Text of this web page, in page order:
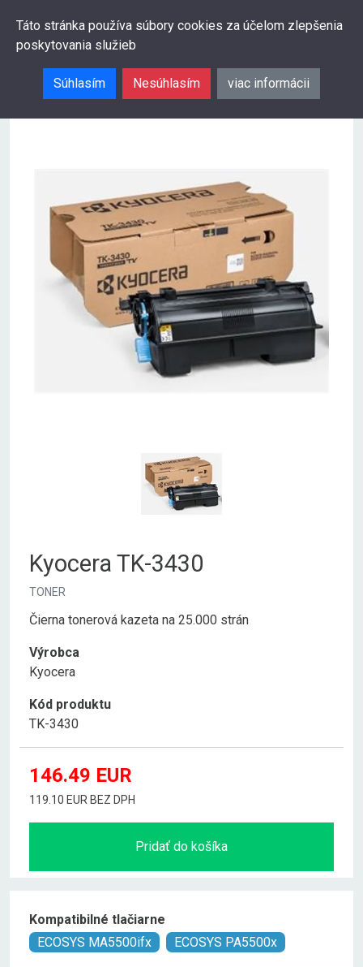
Táto stránka používa súbory cookies za účelom zlepšenia
poskytovania služieb
Súhlasím Nesúhlasím viac informácii
Kyocera TK-3430
TONER
Čierna tonerová kazeta na 25.000 strán
Výrobca
Kyocera
Kód produktu
TK-3430
146.49 EUR
119.10 EUR BEZ DPH
Pridať do košíka
Kompatibilné tlačiarne
ECOSYS MA5500ifx
ECOSYS PA5500x